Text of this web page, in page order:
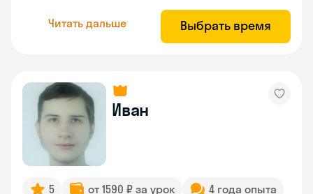
Читать дальше Выбрать время
Иван
5 от 1590 ₽ за урок 4 года опыта